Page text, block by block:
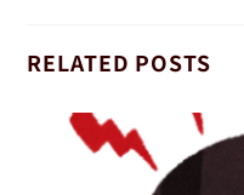
RELATED POSTS